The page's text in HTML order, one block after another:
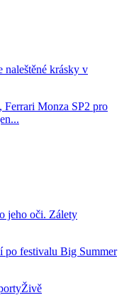
krásky v
Monza SP2 pro
jeho oči. Zálety
festivalu Big Summer